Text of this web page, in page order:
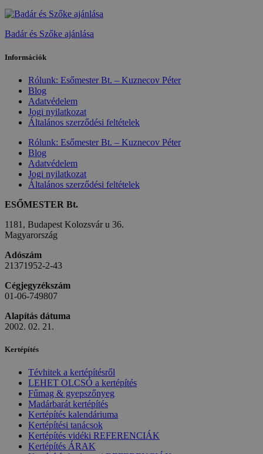
Badár és Szőke ajánlása
Információk
Rólunk: Esőmester Bt. – Kuznecov Péter
Blog
Adatvédelem
Jogi nyilatkozat
Általános szerződési feltételek
Rólunk: Esőmester Bt. – Kuznecov Péter
Blog
Adatvédelem
Jogi nyilatkozat
Általános szerződési feltételek
ESŐMESTER Bt.
1181, Budapest Kolozsvár u 36.
Magyarország
Adószám
21371952-2-43
Cégjegyzékszám
01-06-749807
Alapítás dátuma
2002. 02. 21.
Kertépítés
Tévhitek a kertépítésről
LEHET OLCSÓ a kertépítés
Fűmag & gyepszőnyeg
Madárbarát kertépítés
Kertépítés kalendáriuma
Kertépítési tanácsok
Kertépítés vidéki REFERENCIÁK
Kertépítés ÁRAK